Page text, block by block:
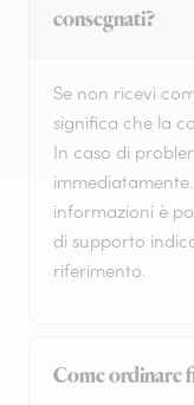
consegnati?
Se non ricevi
significa che la
In caso di
informazioni è
di supporto
riferimento.
Come ordinare